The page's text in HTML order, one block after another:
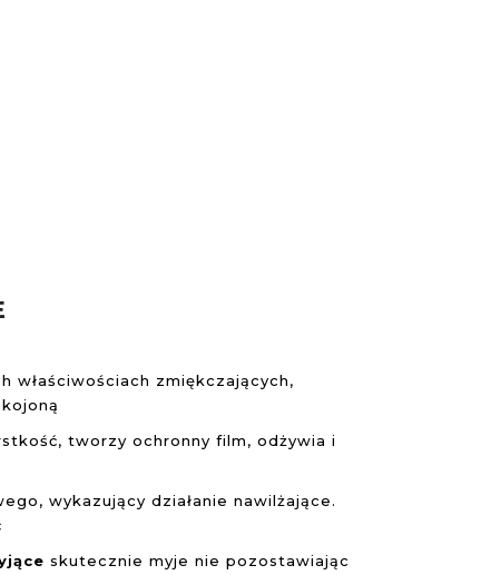
właściwościach zmiękczających,
tworzy ochronny film, odżywia i
wykazujący działanie nawilżające.
skutecznie myje nie pozostawiając